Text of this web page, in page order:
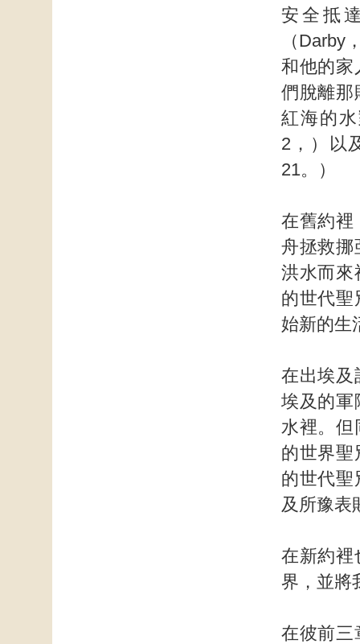
安全抵
（Darby
和他的家
們脫離那
紅海的
2，）以
21。）
在舊約裡
舟拯救挪
洪水而來
的世代聖
始新的生
在出埃及
埃及的軍
水裡。但
的世界聖
的世代聖
及所豫表
在新約裡
界，並將
在彼前三